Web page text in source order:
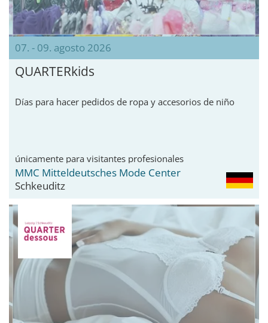
07. - 09. agosto 2026
QUARTERkids
Días para hacer pedidos de ropa y accesorios de niño
únicamente para visitantes profesionales
MMC Mitteldeutsches Mode Center
Schkeuditz